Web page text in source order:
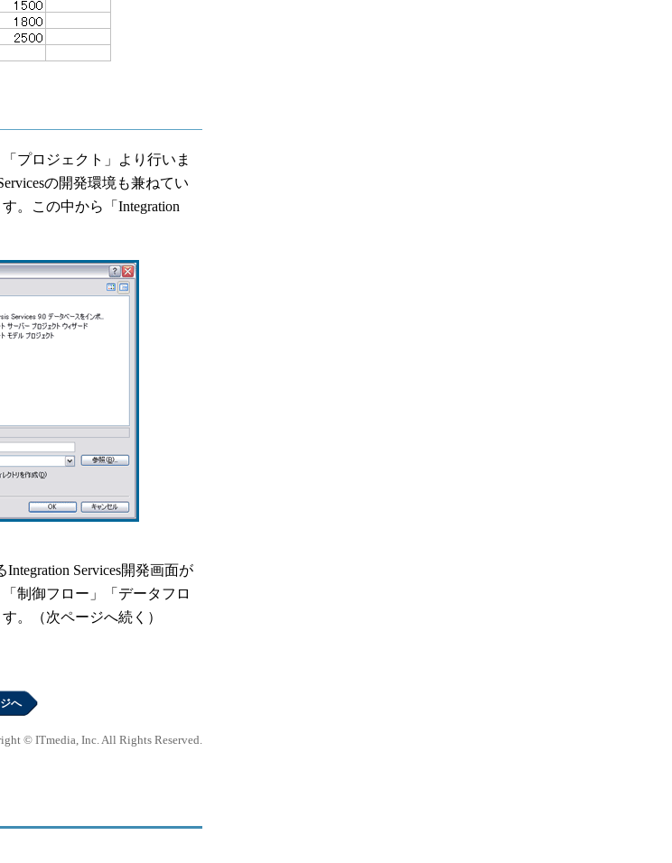
プロジェクト」より行いま
の開発環境も兼ねてい
。この中から「Integration
Services開発画面が
制御フロー」「データフロ
。（次ページへ続く）
へ
© ITmedia, Inc. All Rights Reserved.